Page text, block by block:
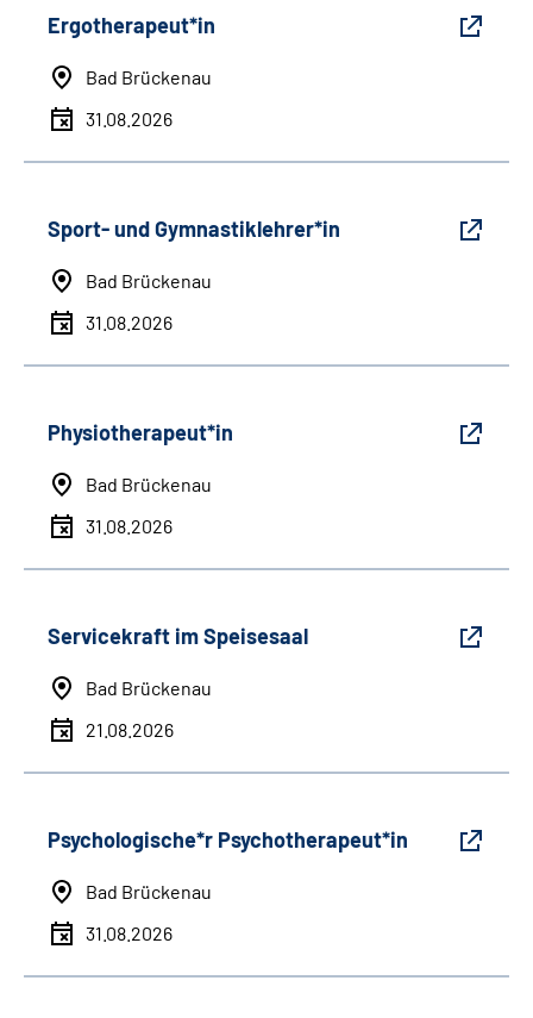
Ergotherapeut*in
Bad Brückenau
31.08.2026
Sport- und Gymnastiklehrer*in
Bad Brückenau
31.08.2026
Physiotherapeut*in
Bad Brückenau
31.08.2026
Servicekraft im Speisesaal
Bad Brückenau
21.08.2026
Psychologische*r Psychotherapeut*in
Bad Brückenau
31.08.2026